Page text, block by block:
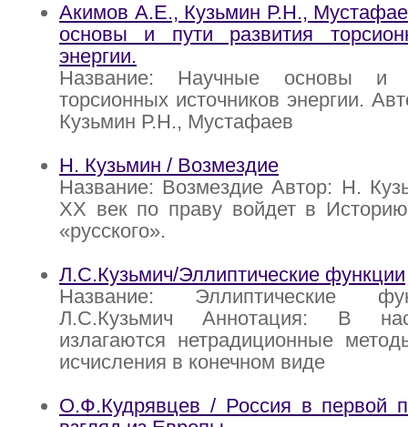
Акимов А.Е., Кузьмин Р.Н.,
основы и пути развития
энергии.
Название: Научные основы и
торсионных источников энергии.
Кузьмин Р.Н., Мустафаев
Н. Кузьмин / Возмездие
Название: Возмездие Автор: Н.
XX век по праву войдет в
«русского».
Л.С.Кузьмич/Эллиптические функции
Название: Эллиптические
Л.С.Кузьмич Аннотация: В
излагаются нетрадиционные
исчисления в конечном виде
О.Ф.Кудрявцев / Россия в первой